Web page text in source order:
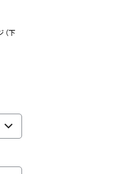
（下